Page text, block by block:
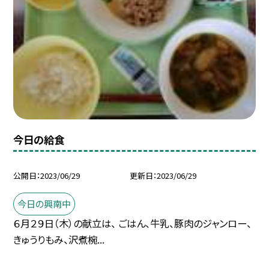
今日の給食
公開日 2023/06/29 更新日 2023/06/29
今日の興南中
６月２９日（木）の献立は、 ごはん、牛乳、豚肉のジャンロー、
きゅうりもみ、沢煮椀...